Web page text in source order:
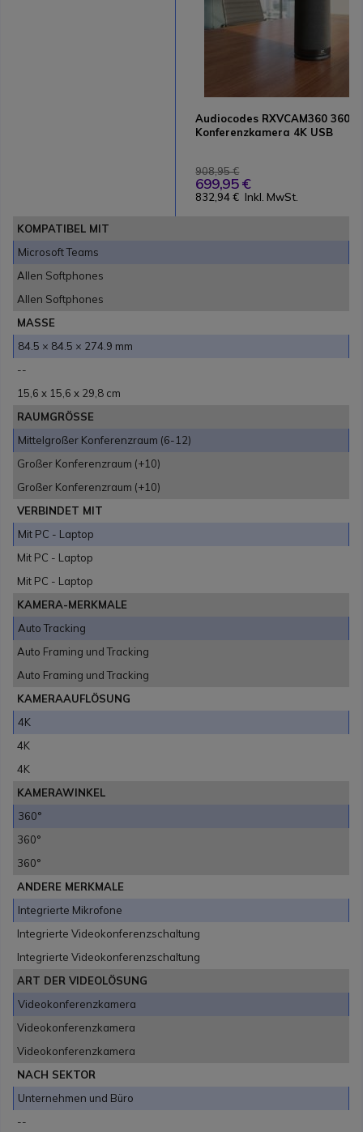
Audiocodes RXVCAM360 360°
Konferenzkamera 4K USB
908,95 €
699,95 €
832,94 € Inkl. MwSt.
KOMPATIBEL MIT
Microsoft Teams
Allen Softphones
Allen Softphones
MASSE
84.5 × 84.5 × 274.9 mm
--
15,6 x 15,6 x 29,8 cm
RAUMGRÖSSE
Mittelgroßer Konferenzraum (6-12)
Großer Konferenzraum (+10)
Großer Konferenzraum (+10)
VERBINDET MIT
Mit PC - Laptop
Mit PC - Laptop
Mit PC - Laptop
KAMERA-MERKMALE
Auto Tracking
Auto Framing und Tracking
Auto Framing und Tracking
KAMERAAUFLÖSUNG
4K
4K
4K
KAMERAWINKEL
360°
360°
360°
ANDERE MERKMALE
Integrierte Mikrofone
Integrierte Videokonferenzschaltung
Integrierte Videokonferenzschaltung
ART DER VIDEOLÖSUNG
Videokonferenzkamera
Videokonferenzkamera
Videokonferenzkamera
NACH SEKTOR
Unternehmen und Büro
--